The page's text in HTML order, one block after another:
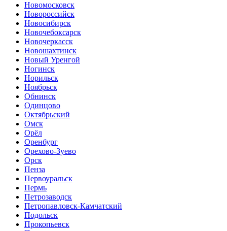
Новомосковск
Новороссийск
Новосибирск
Новочебоксарск
Новочеркасск
Новошахтинск
Новый Уренгой
Ногинск
Норильск
Ноябрьск
Обнинск
Одинцово
Октябрьский
Омск
Орёл
Оренбург
Орехово-Зуево
Орск
Пенза
Первоуральск
Пермь
Петрозаводск
Петропавловск-Камчатский
Подольск
Прокопьевск